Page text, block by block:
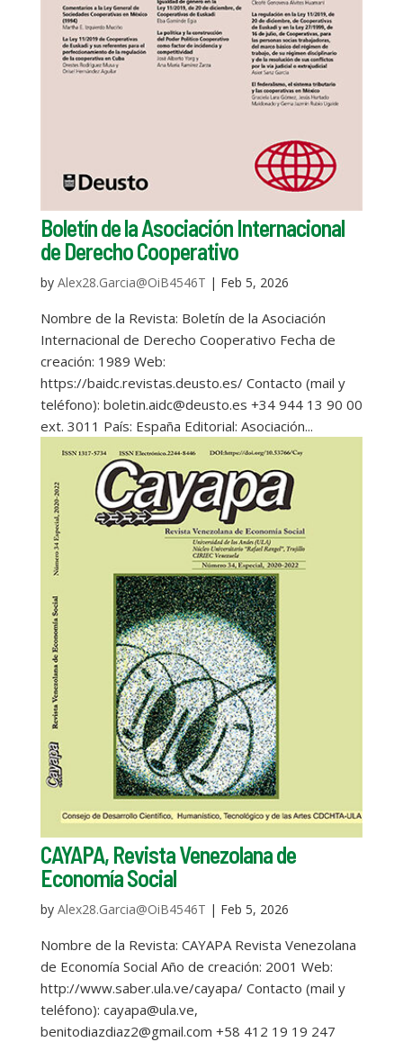
Boletín de la Asociación Internacional
de Derecho Cooperativo
by Alex28.Garcia@OiB4546T | Feb 5, 2026
Nombre de la Revista: Boletín de la Asociación
Internacional de Derecho Cooperativo Fecha de
creación: 1989 Web:
https://baidc.revistas.deusto.es/ Contacto (mail y
teléfono): boletin.aidc@deusto.es +34 944 13 90 00
ext. 3011 País: España Editorial: Asociación...
CAYAPA, Revista Venezolana de
Economía Social
by Alex28.Garcia@OiB4546T | Feb 5, 2026
Nombre de la Revista: CAYAPA Revista Venezolana
de Economía Social Año de creación: 2001 Web:
http://www.saber.ula.ve/cayapa/ Contacto (mail y
teléfono): cayapa@ula.ve,
benitodiazdiaz2@gmail.com +58 412 19 19 247